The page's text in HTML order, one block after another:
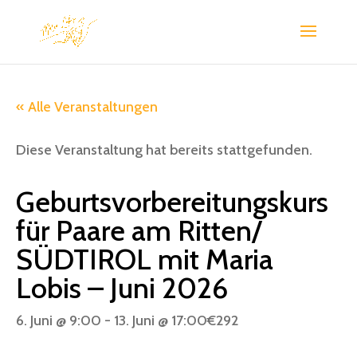
« Alle Veranstaltungen
Diese Veranstaltung hat bereits stattgefunden.
Geburtsvorbereitungskurs
für Paare am Ritten/
SÜDTIROL mit Maria
Lobis – Juni 2026
6. Juni @ 9:00 - 13. Juni @ 17:00€292